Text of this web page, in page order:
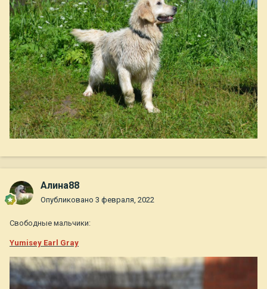
Алина88
Опубликовано 3 февраля, 2022
Свободные мальчики:
Yumisey Earl Gray